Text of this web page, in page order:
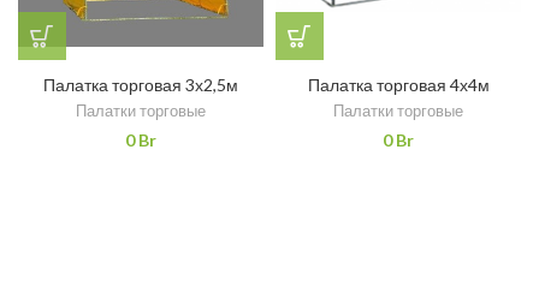
Палатка торговая 3х2,5м
Палатки торговые
0Br
Палатка торговая 4х4м
Палатки торговые
0Br